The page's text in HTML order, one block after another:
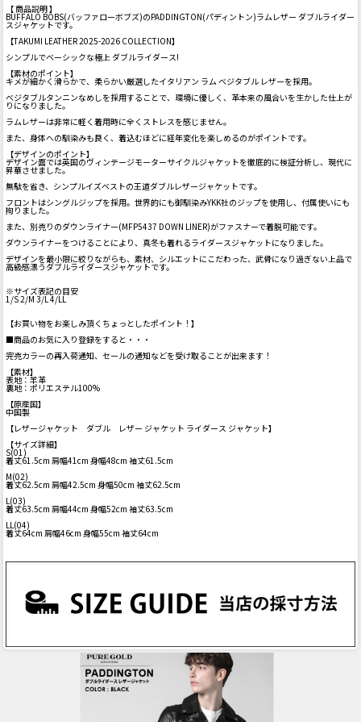
【 商品説明 】
BUFFALO BOBS(バッファローボブズ)のPADDINGTON(パディントン)ラムレザー ダブルライダー
スジャケットです。
【TAKUMI LEATHER 2025-2026 COLLECTION】
シンプルでベーシックな極上 ダブルライダース!
【素材のポイント】
キメが細かく滑らかで、柔らかい厳選したイタリアン ラム ベジタブル レザーを採用。
ベジタブルタンニンなめしを採用することで、環境に優しく、革本来の風合いを生かした仕上が
りになりました。
ラムレザーは非常に軽く着用時に全くストレスを感じません。
また、身体への馴染みも良く、着込むほどに経年変化を楽しめるのがポイントです。
【デザインのポイント】
デザイン面では英国のヴィンテージモーターサイクルジャケットを徹底的に検証分析し、現代に
昇華させました。
無駄を省き、シンプルイズベストの王道ダブルレザージャケットです。
フロントはシングルジップを採用。世界的にも御馴染みYKK社のジップを使用し、付属使いにも
拘りました。
また、別売りのダウンライナー(MFP5437 DOWN LINER)がファスナーで着脱可能です。
ダウンライナーをつけることにより、真冬も着れるライダースジャケットになりました。
デザインを最小限に絞りながらも、素材、シルエットにこだわった、武骨になり過ぎない上品で
高級感漂うダブルライダースジャケットです。
※サイズ表記の目安
1/S 2/M 3/L 4/LL
【お買い物をお楽しみ頂くちょっとしたポイント！】
■商品のお気に入り登録をすると・・・
完売カラーの再入荷通知、セールの通知などを受け取ることが出来ます！
【素材】
表地：羊革
裏地：ポリエステル100%
【原産国】
中国製
【レザージャケット ダブル レザー ジャケット ライダース ジャケット】
【サイズ詳細】
S(01)
着丈61.5cm 肩幅41cm 身幅48cm 袖丈61.5cm
M(02)
着丈62.5cm 肩幅42.5cm 身幅50cm 袖丈62.5cm
L(03)
着丈63.5cm 肩幅44cm 身幅52cm 袖丈63.5cm
LL(04)
着丈64cm 肩幅46cm 身幅55cm 袖丈64cm